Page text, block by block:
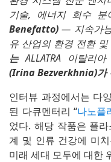
기술, 에너지 회수 분
Benefatto) — 지속가
유 산업의 환경 전환
는ALLATRA 이탈리
(Irina Bezverkhnia)가
인터뷰 과정에서는 다
된 다큐멘터리 “나노플
었다. 해당 작품은 플
계 및 인류 건강에 미
미래 세대 모두에 대한